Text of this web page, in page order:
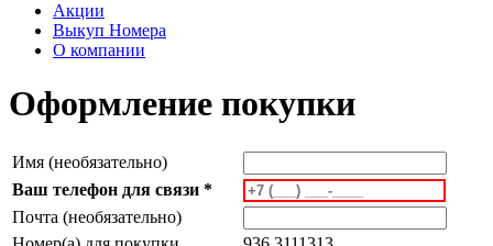
Акции
Выкуп Номера
О компании
Оформление покупки
Имя (необязательно)
Ваш телефон для связи *
Почта (необязательно)